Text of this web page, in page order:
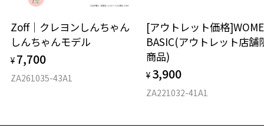
仕上がり寸法
D 仕上がりの横幅：約147mm
安心2 視力測定無料
視力の変化を早めに発見するために、定期的な視
力測定をおすすめいたします。
安心3 かかり具合調整無料
＜メガネの度数情報がわからない方へ＞
オンラインストアでフレームのみ購入して、
実店舗で度付きにできます
ご購入時に「レンズ交換券」をお選びいただくと、実店舗で
度数を測定のうえ、度付きレンズ（標準セットレンズ）へ無
Zoff｜クレヨンしんちゃん
しんちゃんモデル
¥ 7,700
ZA261035-43A1
[アウトレット価格
BASIC(アウトレット店舗
商品)
¥ 3,900
ZA221032-41A1